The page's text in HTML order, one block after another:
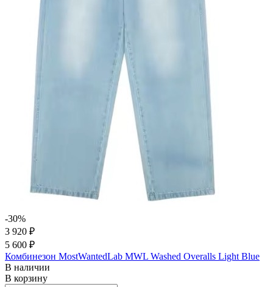
-30%
3 920 ₽
5 600 ₽
Комбинезон MostWantedLab MWL Washed Overalls Light Blue
В наличии
В корзину